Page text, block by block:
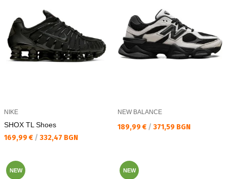
NIKE
SHOX TL Shoes
Текуща цена:
169,99 € / 332,47 BGN
NEW BALANCE
Текуща цена:
189,99 € / 371,59 BGN
NEW NEW